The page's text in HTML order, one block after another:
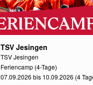
TSV Jesingen
TSV Jesingen
Feriencamp (4-Tage)
07.09.2026 bis 10.09.2026 (4